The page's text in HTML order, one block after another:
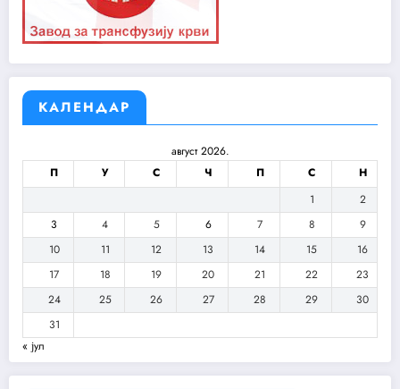
КАЛЕНДАР
август 2026.
П
У С Ч П С
Н
1
2
3
4 5 6 7 8
9
10
11 12 13 14 15
16
17
18 19 20 21 22
23
24
25 26 27 28 29
30
31
« јул